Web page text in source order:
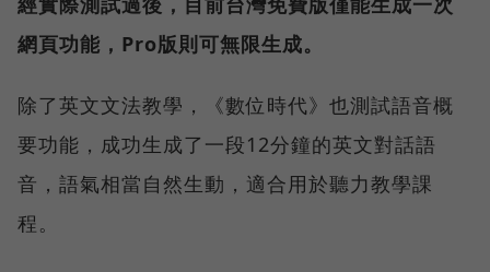
網頁功能，Pro版則可無限生成。
除了英文文法教學，《數位時代》也測試語音概
要功能，成功生成了一段12分鐘的英文對話語
音，語氣相當自然生動，適合用於聽力教學課
程。